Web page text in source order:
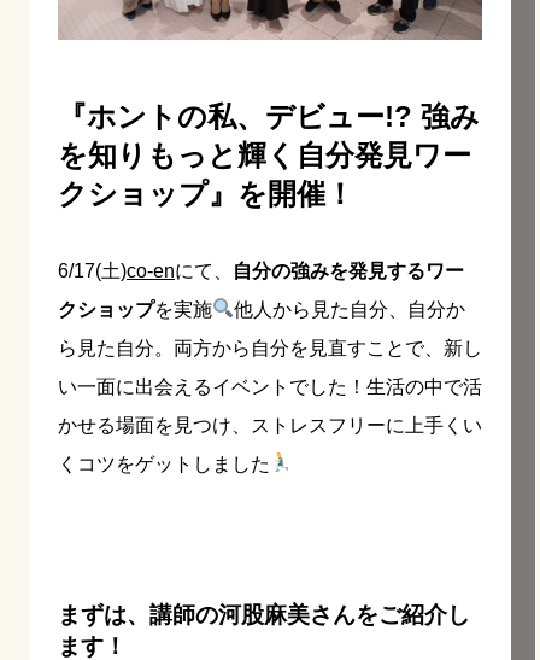
『ホントの私、デビュー!? 強み
を知りもっと輝く自分発見ワー
クショップ』を開催！
6/17(土)co-enにて、
自分の強みを発見するワー
クショップを実施
他人から見た自分、自分か
ら見た自分。両方から自分を見直すことで、新し
い一面に出会えるイベントでした！生活の中で活
かせる場面を見つけ、ストレスフリーに上手くい
くコツをゲットしました
まずは、講師の河股麻美さんをご紹介し
ます！